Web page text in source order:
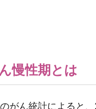
慢性期とは
がん統計によると